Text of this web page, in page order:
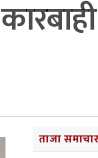
ताजा